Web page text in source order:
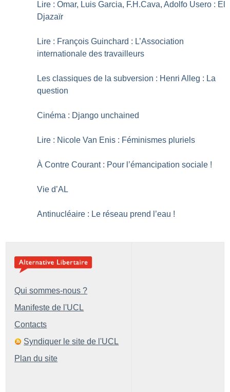
Lire : Omar, Luis Garcia, F.H.Cava, Adolfo Usero : El
Djazaïr
Lire : François Guinchard : L’Association
internationale des travailleurs
Les classiques de la subversion : Henri Alleg : La
question
Cinéma : Django unchained
Lire : Nicole Van Enis : Féminismes pluriels
À Contre Courant : Pour l’émancipation sociale !
Vie d’AL
Antinucléaire : Le réseau prend l’eau !
Qui sommes-nous ?
Manifeste de l'UCL
Contacts
Syndiquer le site de l'UCL
Plan du site